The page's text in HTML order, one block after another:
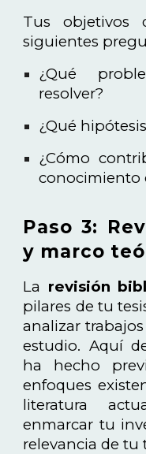
Tus objetivos
siguientes
¿Qué
resolver?
¿Qué
¿Cómo
conocimiento
Paso 3:
y marco
La revisión
pilares de tu
analizar
estudio. Aquí
ha hecho
enfoques
literatura
enmarcar tu
relevancia de tu